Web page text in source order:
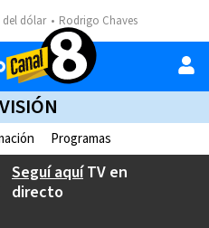
del dólar Rodrigo Chaves
Programas
Seguí aquíTV en
directo